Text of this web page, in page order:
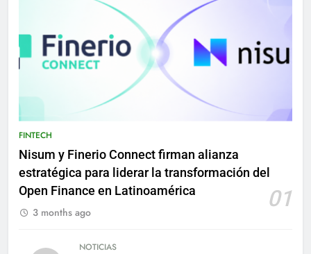
FINTECH
Nisum y Finerio Connect firman alianza
estratégica para liderar la transformación del
Open Finance en Latinoamérica
01
3 months ago
NOTICIAS